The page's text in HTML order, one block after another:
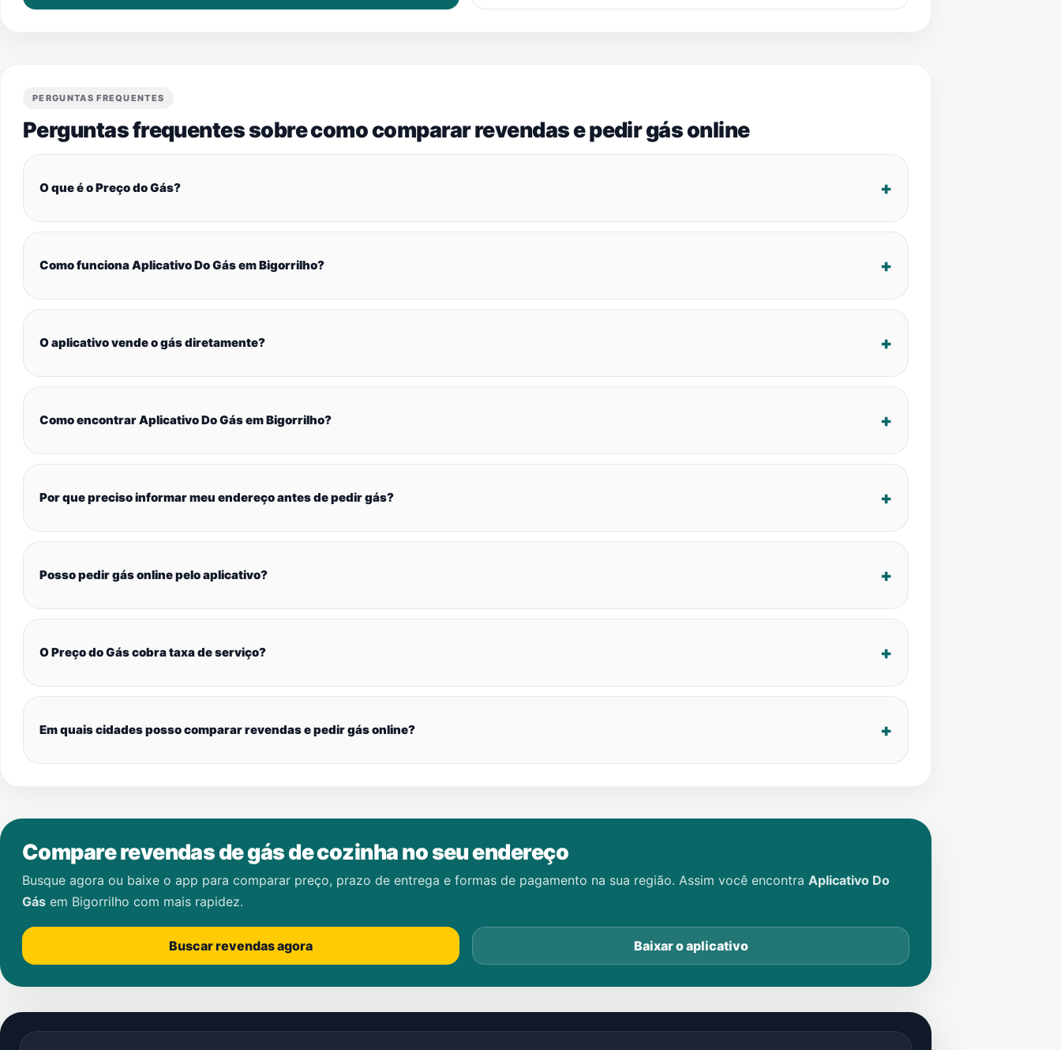
PERGUNTAS FREQUENTES
Perguntas frequentes sobre como comparar revendas e pedir gás online
O que é o Preço do Gás?
Como funciona Aplicativo Do Gás em Bigorrilho?
O aplicativo vende o gás diretamente?
Como encontrar Aplicativo Do Gás em Bigorrilho?
Por que preciso informar meu endereço antes de pedir gás?
Posso pedir gás online pelo aplicativo?
O Preço do Gás cobra taxa de serviço?
Em quais cidades posso comparar revendas e pedir gás online?
Compare revendas de gás de cozinha no seu endereço
Busque agora ou baixe o app para comparar preço, prazo de entrega e formas de pagamento na sua região. Assim você encontra Aplicativo Do
Gás em Bigorrilho com mais rapidez.
Buscar revendas agora Baixar o aplicativo